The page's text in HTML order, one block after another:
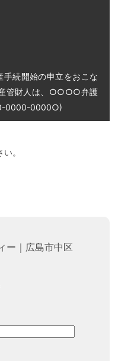
続開始の申立をおこな
産管財人は、○○○○弁護
0000-0000○)
。
ー｜広島市中区